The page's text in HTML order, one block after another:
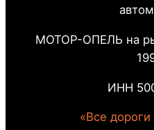
МОТОР-ОПЕЛЬ на
ИНН
«Все